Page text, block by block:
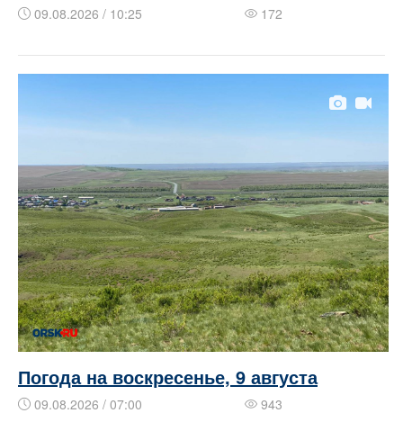
09.08.2026 / 10:25 172
Погода на воскресенье, 9 августа
09.08.2026 / 07:00 943